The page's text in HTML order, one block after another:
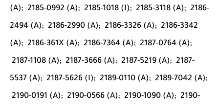
(A); 2185-0992 (A); 2185-1018 (I); 2185-3118 (A); 2186-
2494 (A); 2186-2990 (A); 2186-3326 (A); 2186-3342
(A); 2186-361X (A); 2186-7364 (A); 2187-0764 (A);
2187-1108 (A); 2187-3666 (A); 2187-5219 (A); 2187-
5537 (A); 2187-5626 (I); 2189-0110 (A); 2189-7042 (A);
2190-0191 (A); 2190-0566 (A); 2190-1090 (A); 2190-